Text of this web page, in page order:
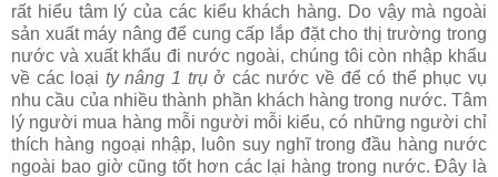
rất hiểu tâm lý của các kiểu khách hàng. Do vậy mà ngoài
sản xuất máy nâng để cung cấp lắp đặt cho thị trường trong
nước và xuất khẩu đi nước ngoài, chúng tôi còn nhập khẩu
về các loại ty nâng 1 trụở các nước về để có thể phục vụ
nhu cầu của nhiều thành phần khách hàng trong nước. Tâm
lý người mua hàng mỗi người mỗi kiểu, có những người chỉ
thích hàng ngoại nhập, luôn suy nghĩ trong đầu hàng nước
ngoài bao giờ cũng tốt hơn các lại hàng trong nước. Đây là